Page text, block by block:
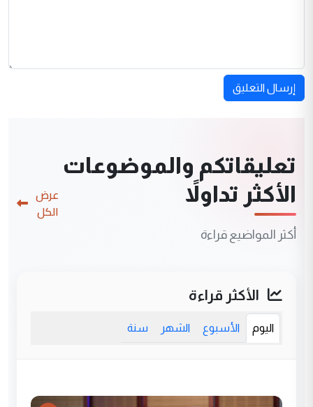
إرسال التعليق
تعليقاتكم والموضوعات
الأكثر تداولاً
أكثر المواضيع قراءة
عرض
الكل
الأكثر قراءة
اليوم الأسبوع الشهر سنة